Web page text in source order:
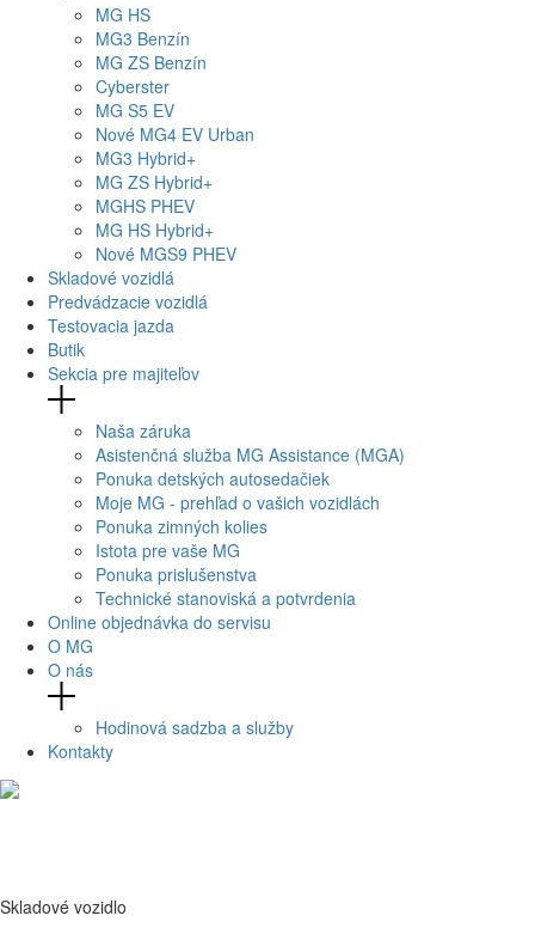
MG HS
MG3 Benzín
MG ZS Benzín
Cyberster
MG S5 EV
Nové MG4 EV Urban
MG3 Hybrid+
MG ZS Hybrid+
MGHS PHEV
MG HS Hybrid+
Nové MGS9 PHEV
Skladové vozidlá
Predvádzacie vozidlá
Testovacia jazda
Butik
Sekcia pre majiteľov
Naša záruka
Asistenčná služba MG Assistance (MGA)
Ponuka detských autosedačiek
Moje MG - prehľad o vašich vozidlách
Ponuka zimných kolies
Istota pre vaše MG
Ponuka prislušenstva
Technické stanoviská a potvrdenia
Online objednávka do servisu
O MG
O nás
Hodinová sadzba a služby
Kontakty
Skladové vozidlo